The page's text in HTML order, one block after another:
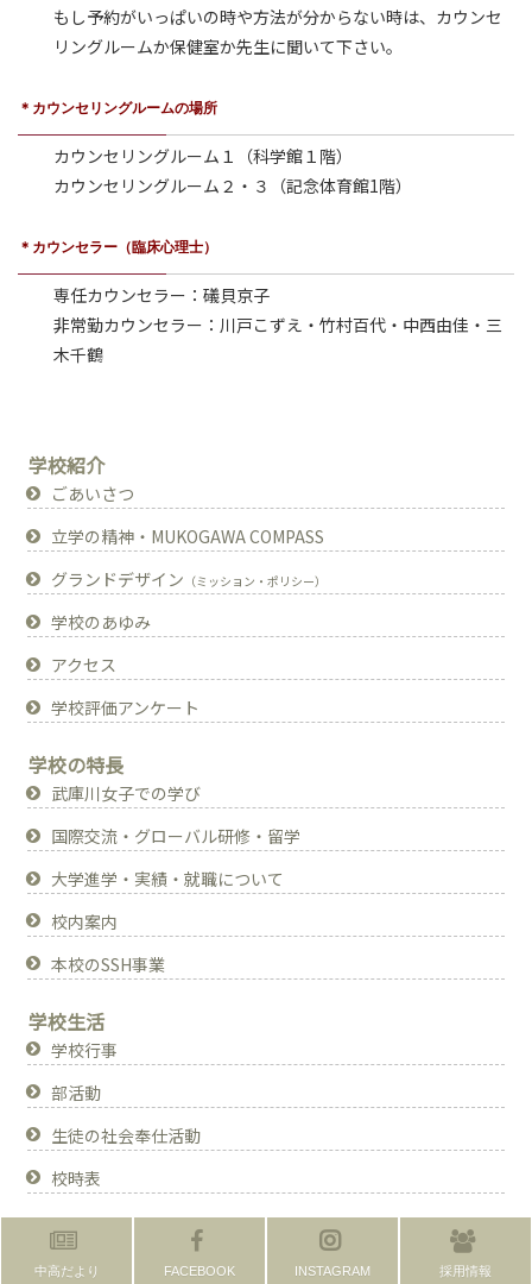
もし予約がいっぱいの時や方法が分からない時は、カウンセ
リングルームか保健室か先生に聞いて下さい。
＊カウンセリングルームの場所
カウンセリングルーム１（科学館１階）
カウンセリングルーム２・３（記念体育館1階）
＊カウンセラー（臨床心理士）
専任カウンセラー：礒貝京子
非常勤カウンセラー：川戸こずえ・竹村百代・中西由佳・三
木千鶴
学校紹介
ごあいさつ
立学の精神・MUKOGAWA COMPASS
グランドデザイン （ミッション・ポリシー）
学校のあゆみ
アクセス
学校評価アンケート
学校の特長
武庫川女子での学び
国際交流・グローバル研修・留学
大学進学・実績・就職について
校内案内
本校のSSH事業
学校生活
学校行事
部活動
生徒の社会奉仕活動
校時表
中高だより FACEBOOK INSTAGRAM 採用情報